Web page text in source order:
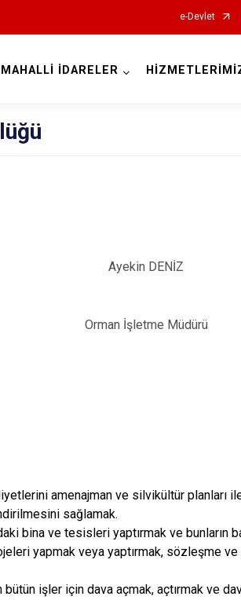
e-Devlet
Elmalı
MAHALLİ İDARELER
Ayekin DENİZ
Orman İşletme Müdürü
amenajman ve silvikültür planları
sağlamak.
bina ve tesisleri yaptırmak ve bunların
yapmak veya yaptırmak, sözleşme
işler için dava açmak, açtırmak ve